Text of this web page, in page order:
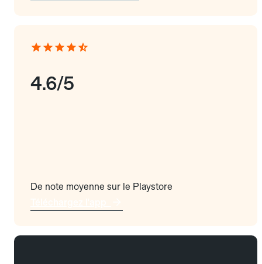
4.6/5
De note moyenne sur le Playstore